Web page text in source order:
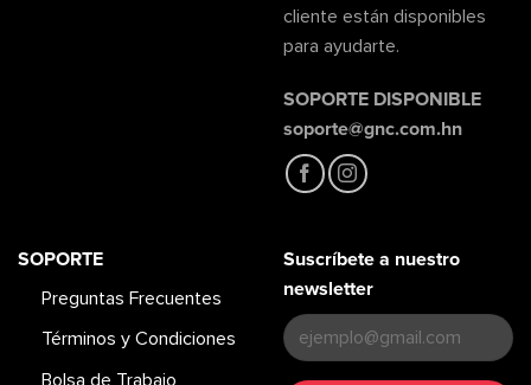
cliente están disponibles
para ayudarte.
SOPORTE DISPONIBLE
soporte@gnc.com.hn
SOPORTE
Preguntas Frecuentes
Términos y Condiciones
Bolsa de Trabajo
Suscríbete a nuestro
newsletter